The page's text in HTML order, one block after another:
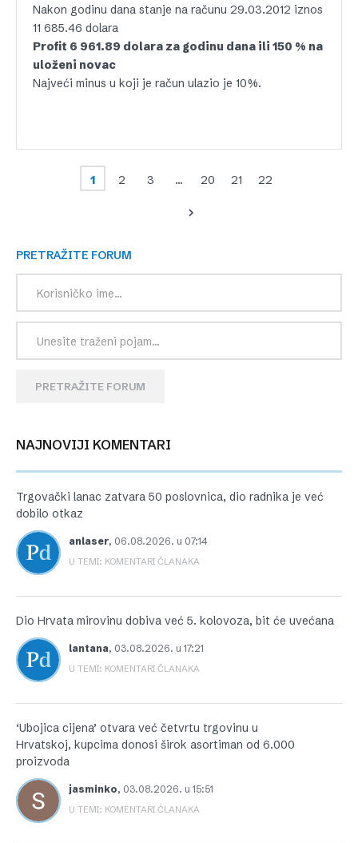
Nakon godinu dana stanje na računu 29.03.2012 iznos
11 685.46 dolara
Profit 6 961.89 dolara za godinu dana ili 150 % na
uloženi novac
Najveći minus u koji je račun ulazio je 10%.
1 2 3 … 20 21 22
PRETRAŽITE FORUM
PRETRAŽITE FORUM
NAJNOVIJI KOMENTARI
Trgovački lanac zatvara 50 poslovnica, dio radnika je već
dobilo otkaz
anlaser, 06.08.2026. u 07:14
U TEMI: KOMENTARI ČLANAKA
Dio Hrvata mirovinu dobiva već 5. kolovoza, bit će uvećana
lantana, 03.08.2026. u 17:21
U TEMI: KOMENTARI ČLANAKA
‘Ubojica cijena’ otvara već četvrtu trgovinu u
Hrvatskoj, kupcima donosi širok asortiman od 6.000
proizvoda
jasminko, 03.08.2026. u 15:51
U TEMI: KOMENTARI ČLANAKA